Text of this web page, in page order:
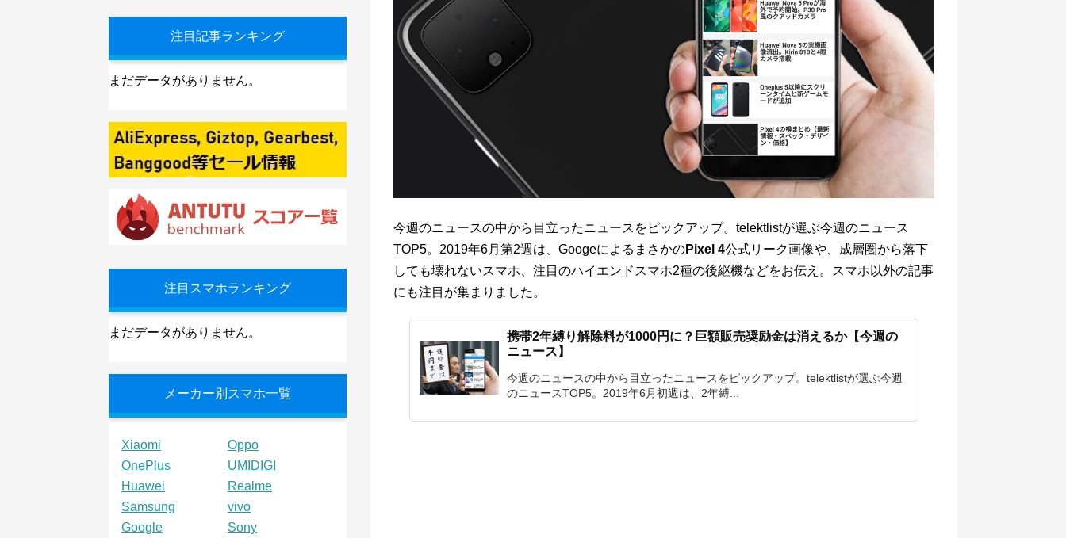
今週のニュースの中から目立ったニュースをピックアップ。telektlistが選ぶ今週のニュース
TOP5。2019年6月第2週は、GoogeによるまさかのPixel 4公式リーク画像や、成層圏から落下
しても壊れないスマホ、注目のハイエンドスマホ2種の後継機などをお伝え。スマホ以外の記事
にも注目が集まりました。
携帯2年縛り解除料が1000円に？巨額販売奨励金は消えるか【今週の
ニュース】
今週のニュースの中から目立ったニュースをピックアップ。telektlistが選ぶ今週
のニュースTOP5。2019年6月初週は、2年縛...
注目記事ランキング
まだデータがありません。
注目スマホランキング
まだデータがありません。
メーカー別スマホ一覧
Xiaomi
Oppo
OnePlus
UMIDIGI
Huawei
Realme
Samsung
vivo
Google
Sony